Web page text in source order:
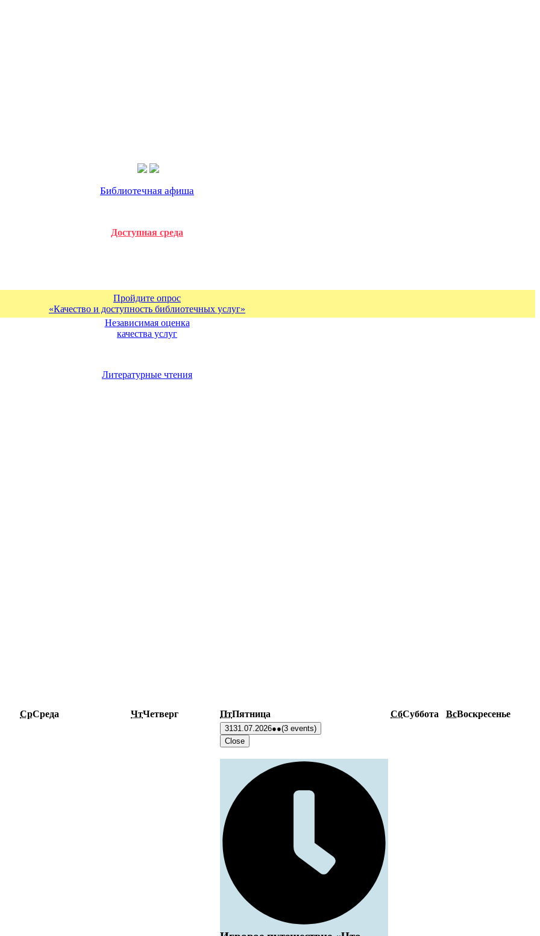
Библиотечная афиша
Доступная среда
Пройдите опрос
«Качество и доступность библиотечных услуг»
Независимая оценка
качества услуг
Литературные чтения
СрСреда ЧтЧетверг ПтПятница СбСуббота ВсВоскресенье
3131.07.2026●●(3 events)
Close